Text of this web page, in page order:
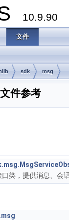
10.9.90
文件
sdk msg
件参考
类，提供消息、会